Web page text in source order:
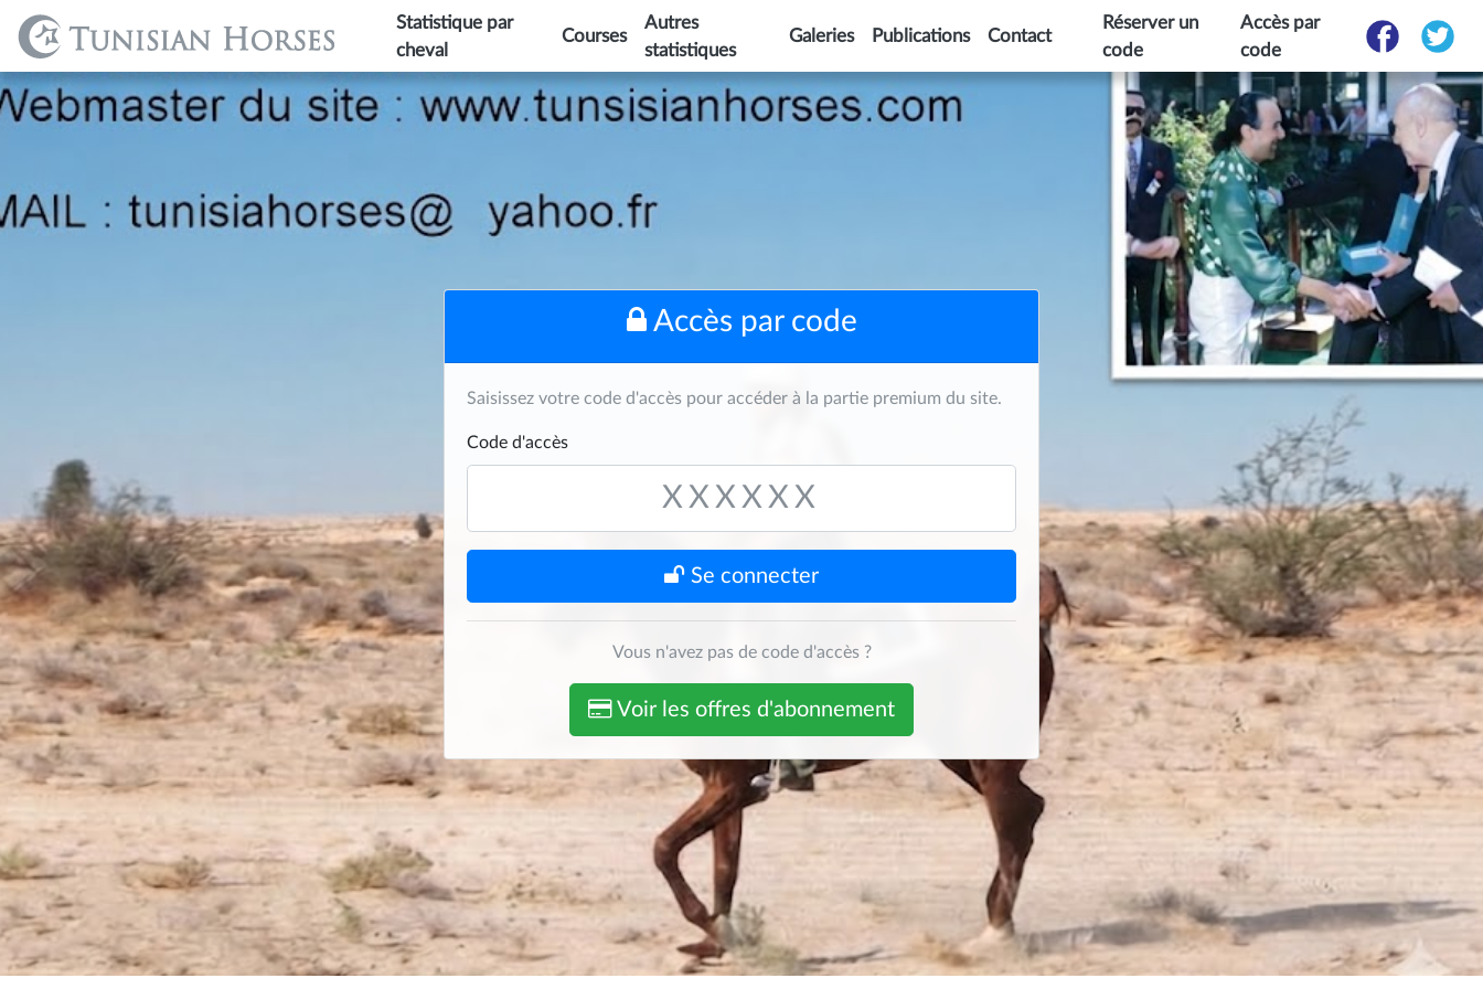
Statistique par
cheval
Courses
Autres
statistiques
Galeries Publications Contact
Réserver un
code
Accès par
code
Accès par code
Saisissez votre code d'accès pour accéder à la partie premium du site.
Code d'accès
Se connecter
Vous n'avez pas de code d'accès ?
Voir les offres d'abonnement